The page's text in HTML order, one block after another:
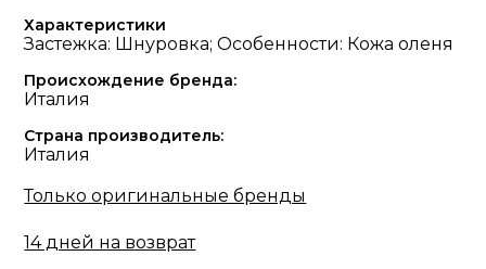
Характеристики
Застежка: Шнуровка; Особенности: Кожа оленя
Происхождение бренда:
Италия
Страна производитель:
Италия
Только оригинальные бренды
14 дней на возврат